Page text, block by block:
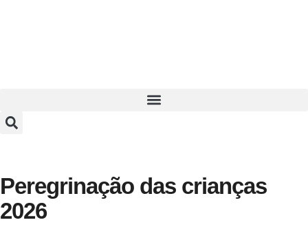
Peregrinação das crianças
2026